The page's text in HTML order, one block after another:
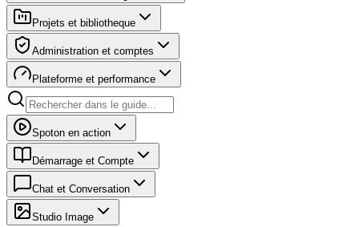
Projets et bibliotheque
Administration et comptes
Plateforme et performance
Spoton en action
Démarrage et Compte
Chat et Conversation
Studio Image